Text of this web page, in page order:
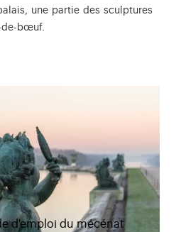
une partie des sculptures
de-bœuf.
d'emploi du mécénat